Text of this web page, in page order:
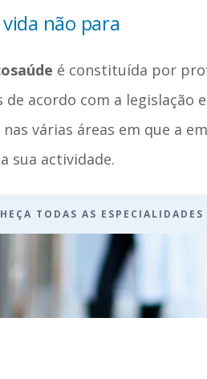
não para
é constituída por
de acordo com a legislação
várias áreas em que a
sua actividade.
TODAS AS ESPECIALIDADES